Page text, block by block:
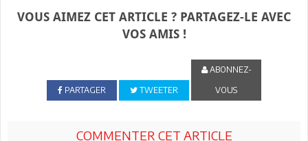
VOUS AIMEZ CET ARTICLE ? PARTAGEZ-LE AVEC
VOS AMIS !
PARTAGER TWEETER
ABONNEZ-
VOUS
COMMENTER CET ARTICLE